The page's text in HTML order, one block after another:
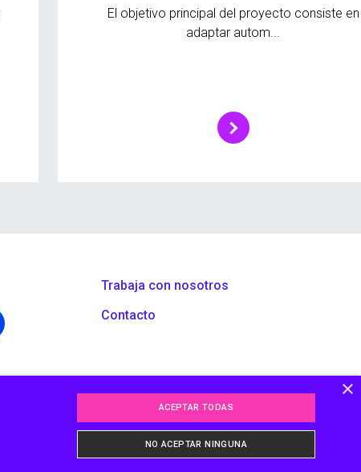
El objetivo principal del proyecto consiste en
adaptar autom...
Trabaja con nosotros
Contacto
×
ACEPTAR TODAS
NO ACEPTAR NINGUNA